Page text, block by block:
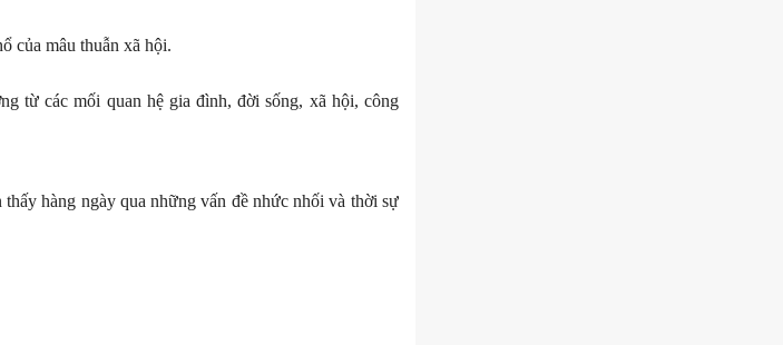
của mâu thuẫn xã hội.
từ các mối quan hệ gia đình, đời sống, xã hội, công
hàng ngày qua những vấn đề nhức nhối và thời sự